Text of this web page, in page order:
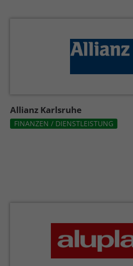
Allianz Karlsruhe
FINANZEN / DIENSTLEISTUNG